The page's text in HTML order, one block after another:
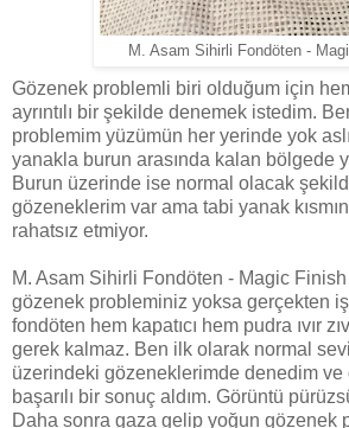
M. Asam Sihirli Fondöten -
Gözenek problemli biri olduğum için
ayrıntılı bir şekilde denemek istedim.
problemim yüzümün her yerinde yok
yanakla burun arasında kalan bölgede
Burun üzerinde ise normal olacak
gözeneklerim var ama tabi yanak
rahatsız etmiyor.
M. Asam Sihirli Fondöten - Magic
gözenek probleminiz yoksa gerçekten
fondöten hem kapatıcı hem pudra ıvır
gerek kalmaz. Ben ilk olarak normal
üzerindeki gözeneklerimde denedim ve
başarılı bir sonuç aldım. Görüntü
Daha sonra gaza gelip yoğun gözenek